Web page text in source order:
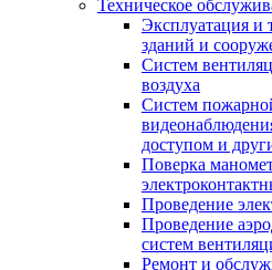
Техническое
Эксплуатация и
зданий и
Систем
воздуха
Систем
доступом и
Поверка
Проведение
Проведение
систем
Ремонт и